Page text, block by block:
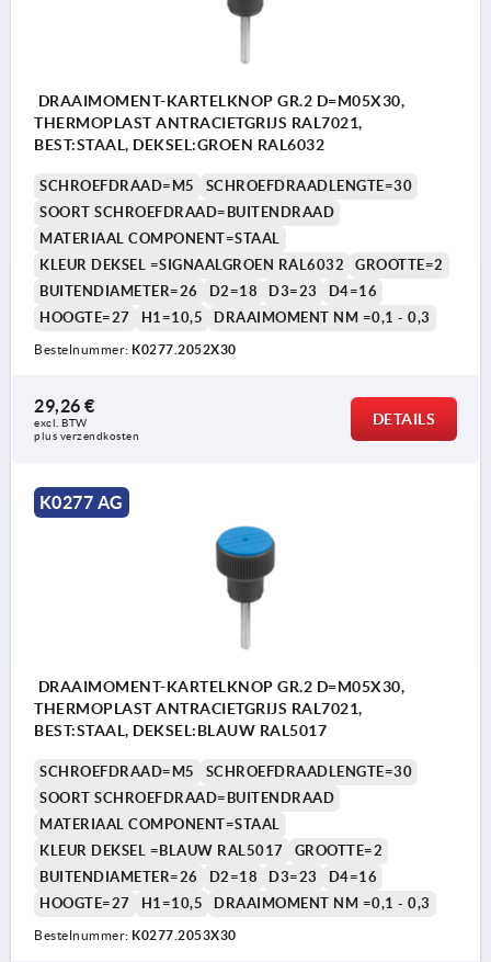
DRAAIMOMENT-KARTELKNOP GR.2 D=M05X30,
THERMOPLAST ANTRACIETGRIJS RAL7021,
BEST:STAAL, DEKSEL:GROEN RAL6032
SCHROEFDRAAD=M5
SCHROEFDRAADLENGTE=30
SOORT SCHROEFDRAAD=BUITENDRAAD
MATERIAAL COMPONENT=STAAL
KLEUR DEKSEL =SIGNAALGROEN RAL6032
GROOTTE=2
BUITENDIAMETER=26
D2=18 D3=23
D4=16
HOOGTE=27
H1=10,5 DRAAIMOMENT NM =0,1 - 0,3
Bestelnummer: K0277.2052X30
29,26 €
excl. BTW
plus verzendkosten
DETAILS
K0277 AG
DRAAIMOMENT-KARTELKNOP GR.2 D=M05X30,
THERMOPLAST ANTRACIETGRIJS RAL7021,
BEST:STAAL, DEKSEL:BLAUW RAL5017
SCHROEFDRAAD=M5
SCHROEFDRAADLENGTE=30
SOORT SCHROEFDRAAD=BUITENDRAAD
MATERIAAL COMPONENT=STAAL
KLEUR DEKSEL =BLAUW RAL5017
GROOTTE=2
BUITENDIAMETER=26
D2=18 D3=23
D4=16
HOOGTE=27
H1=10,5 DRAAIMOMENT NM =0,1 - 0,3
Bestelnummer: K0277.2053X30